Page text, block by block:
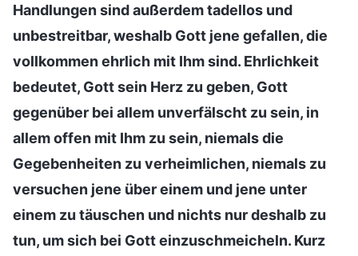
Handlungen sind außerdem tadellos und
unbestreitbar, weshalb Gott jene gefallen, die
vollkommen ehrlich mit Ihm sind. Ehrlichkeit
bedeutet, Gott sein Herz zu geben, Gott
gegenüber bei allem unverfälscht zu sein, in
allem offen mit Ihm zu sein, niemals die
Gegebenheiten zu verheimlichen, niemals zu
versuchen jene über einem und jene unter
einem zu täuschen und nichts nur deshalb zu
tun, um sich bei Gott einzuschmeicheln. Kurz